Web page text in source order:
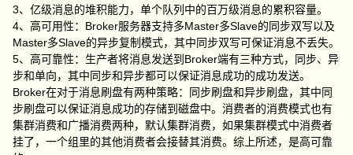
3、亿级消息的堆积能力，单个队列中的百万级消息的累积容量。
4、高可用性：Broker服务器支持多Master多Slave的同步双写以及
Master多Slave的异步复制模式，其中同步双写可保证消息不丢失。
5、高可靠性：生产者将消息发送到Broker端有三种方式，同步、异
步和单向，其中同步和异步都可以保证消息成功的成功发送。
Broker在对于消息刷盘有两种策略：同步刷盘和异步刷盘，其中同
步刷盘可以保证消息成功的存储到磁盘中。消费者的消费模式也有
集群消费和广播消费两种，默认集群消费，如果集群模式中消费者
挂了，一个组里的其他消费者会接替其消费。综上所述，是高可靠